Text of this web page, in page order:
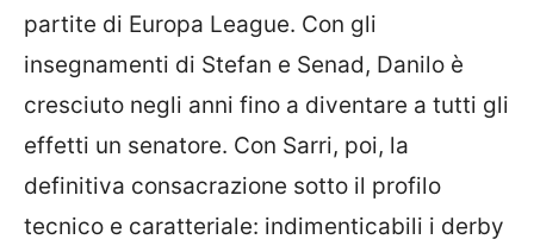
partite di Europa League. Con gli
insegnamenti di Stefan e Senad, Danilo è
cresciuto negli anni fino a diventare a tutti gli
effetti un senatore. Con Sarri, poi, la
definitiva consacrazione sotto il profilo
tecnico e caratteriale: indimenticabili i derby